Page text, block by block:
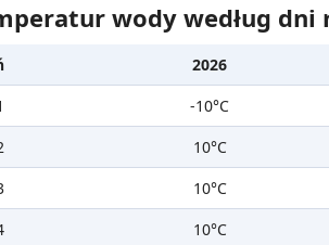
wody według dni
2026
-10°C
10°C
10°C
10°C